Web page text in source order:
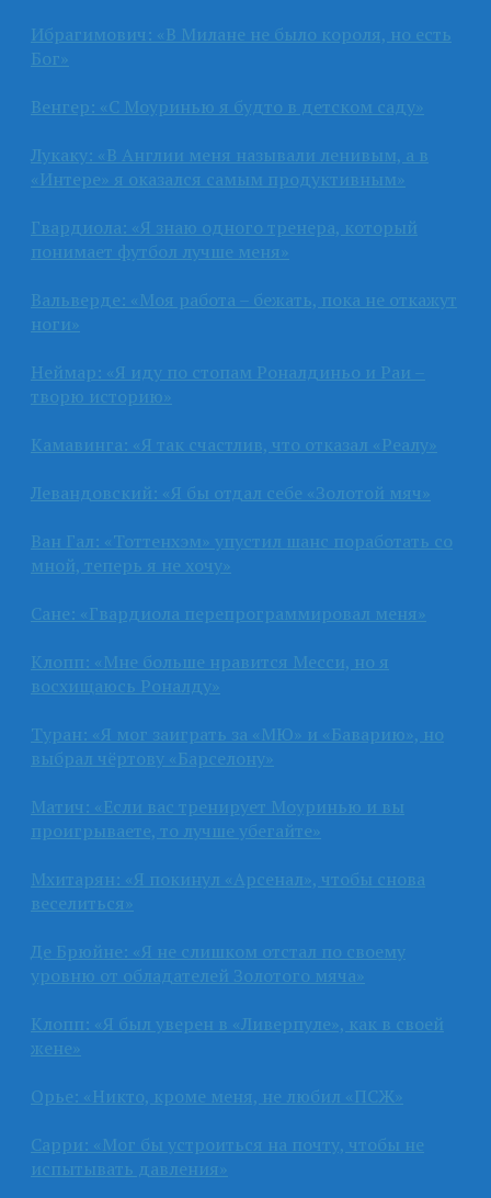
Ибрагимович: «В Милане не было короля, но есть
Бог»
Венгер: «С Моуринью я будто в детском саду»
Лукаку: «В Англии меня называли ленивым, а в
«Интере» я оказался самым продуктивным»
Гвардиола: «Я знаю одного тренера, который
понимает футбол лучше меня»
Вальверде: «Моя работа – бежать, пока не откажут
ноги»
Неймар: «Я иду по стопам Роналдиньо и Раи –
творю историю»
Камавинга: «Я так счастлив, что отказал «Реалу»
Левандовский: «Я бы отдал себе «Золотой мяч»
Ван Гал: «Тоттенхэм» упустил шанс поработать со
мной, теперь я не хочу»
Сане: «Гвардиола перепрограммировал меня»
Клопп: «Мне больше нравится Месси, но я
восхищаюсь Роналду»
Туран: «Я мог заиграть за «МЮ» и «Баварию», но
выбрал чёртову «Барселону»
Матич: «Если вас тренирует Моуринью и вы
проигрываете, то лучше убегайте»
Мхитарян: «Я покинул «Арсенал», чтобы снова
веселиться»
Де Брюйне: «Я не слишком отстал по своему
уровню от обладателей Золотого мяча»
Клопп: «Я был уверен в «Ливерпуле», как в своей
жене»
Орье: «Никто, кроме меня, не любил «ПСЖ»
Сарри: «Мог бы устроиться на почту, чтобы не
испытывать давления»